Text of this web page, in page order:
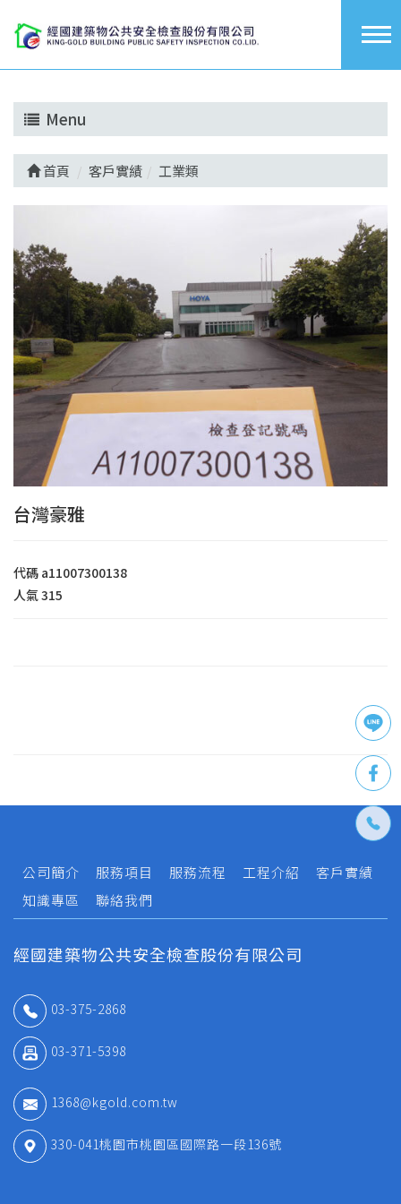
Menu
首頁 客戶實績 工業類
台灣豪雅
代碼 a11007300138
人氣315
公司簡介 服務項目 服務流程 工程介紹
客戶實績
知識專區
聯絡我們
經國建築物公共安全檢查股份有限公司
03-375-2868
03-371-5398
1368@kgold.com.tw
330-041桃園市桃園區國際路一段136號